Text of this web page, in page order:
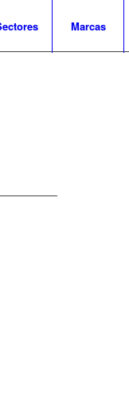
Marcas